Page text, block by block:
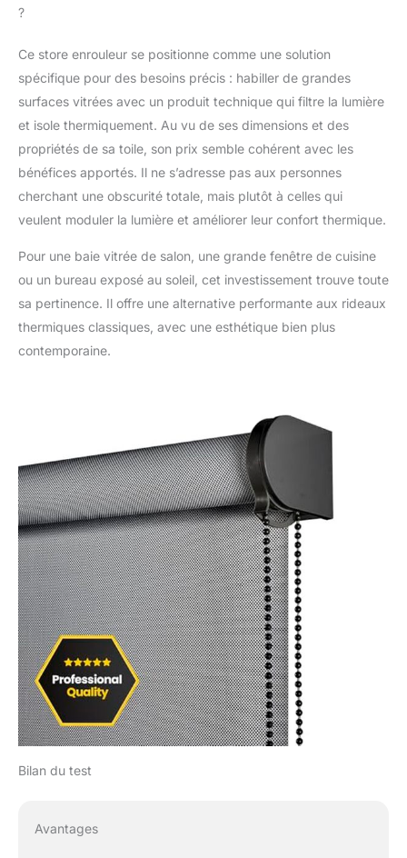
avec réglage
télescopique à ressort.
C'est un système
d'installation à trois
positions pour éviter
tout risque d'erreur de
mesure et s'assurer
que l'installation soit
installerez votre store
de manière facile,
rapide et sûre. FACILE
À NETTOYER : Vous
pourrez nettoyer le
tissu des stores screen
stores en tissu Screen
sont largement utilisés
dans les cuisines et les
bureaux en raison de
leur grande durabilité et
de leur nettoyage
facile. Mais ce sont des
stores idéaux pour
n'importe quel
environnement, ils
seront parfaits dans
votre salon, chambre,
salle à manger, salle de
bain, bureau. … Ce
sont des stores de
couleurs unies, qui
s’accorderont avec
tout type de
?
Ce store enrouleur se positionne comme une solution
spécifique pour des besoins précis : habiller de grandes
surfaces vitrées avec un produit technique qui filtre la lumière
et isole thermiquement. Au vu de ses dimensions et des
propriétés de sa toile, son prix semble cohérent avec les
bénéfices apportés. Il ne s’adresse pas aux personnes
cherchant une obscurité totale, mais plutôt à celles qui
veulent moduler la lumière et améliorer leur confort thermique.
Pour une baie vitrée de salon, une grande fenêtre de cuisine
ou un bureau exposé au soleil, cet investissement trouve toute
sa pertinence. Il offre une alternative performante aux rideaux
thermiques classiques, avec une esthétique bien plus
contemporaine.
Bilan du test
Avantages